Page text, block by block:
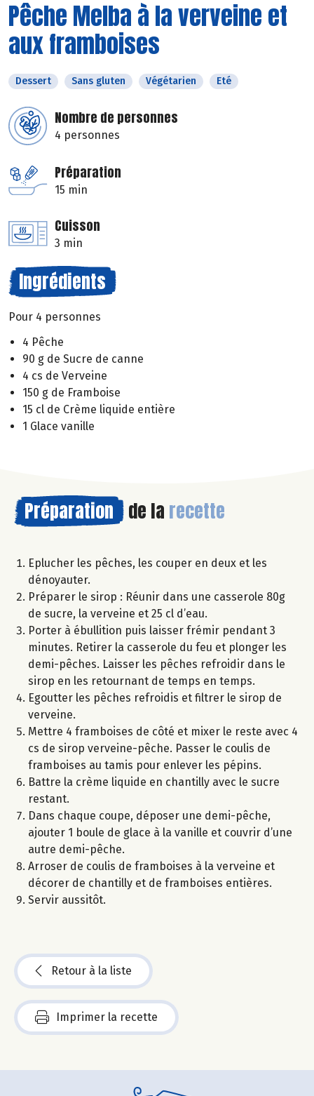
Pêche Melba à la verveine et
aux framboises
Dessert Sans gluten Végétarien Eté
Nombre de personnes
4 personnes
Préparation
15 min
Cuisson
3 min
Ingrédients
Pour 4 personnes
4 Pêche
90 g de Sucre de canne
4 cs de Verveine
150 g de Framboise
15 cl de Crème liquide entière
1 Glace vanille
Préparation de la recette
Eplucher les pêches, les couper en deux et les
dénoyauter.
Préparer le sirop : Réunir dans une casserole 80g
de sucre, la verveine et 25 cl d’eau.
Porter à ébullition puis laisser frémir pendant 3
minutes. Retirer la casserole du feu et plonger les
demi-pêches. Laisser les pêches refroidir dans le
sirop en les retournant de temps en temps.
Egoutter les pêches refroidis et filtrer le sirop de
verveine.
Mettre 4 framboises de côté et mixer le reste avec 4
cs de sirop verveine-pêche. Passer le coulis de
framboises au tamis pour enlever les pépins.
Battre la crème liquide en chantilly avec le sucre
restant.
Dans chaque coupe, déposer une demi-pêche,
ajouter 1 boule de glace à la vanille et couvrir d’une
autre demi-pêche.
Arroser de coulis de framboises à la verveine et
décorer de chantilly et de framboises entières.
Servir aussitôt.
Retour à la liste
Imprimer la recette